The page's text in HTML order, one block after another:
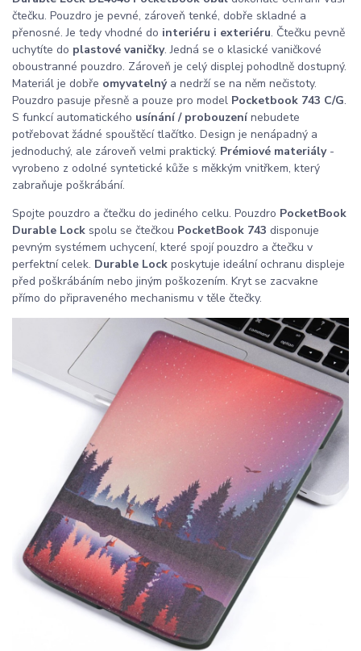
čtečku. Pouzdro je pevné, zároveň tenké, dobře skladné a
přenosné. Je tedy vhodné do interiéru i exteriéru. Čtečku pevně
uchytíte do plastové vaničky. Jedná se o klasické vaničkové
oboustranné pouzdro. Zároveň je celý displej pohodlně dostupný.
Materiál je dobře omyvatelný a nedrží se na něm nečistoty.
Pouzdro pasuje přesně a pouze pro model Pocketbook 743 C/G.
S funkcí automatického usínání / probouzenínebudete
potřebovat žádné spouštěcí tlačítko. Design je nenápadný a
jednoduchý, ale zároveň velmi praktický. Prémiové materiály-
vyrobeno z odolné syntetické kůže s měkkým vnitřkem, který
zabraňuje poškrábání.
Spojte pouzdro a čtečku do jediného celku. Pouzdro PocketBook
Durable Lock spolu se čtečkou PocketBook 743 disponuje
pevným systémem uchycení, které spojí pouzdro a čtečku v
perfektní celek. Durable Lock poskytuje ideální ochranu displeje
před poškrábáním nebo jiným poškozením. Kryt se zacvakne
přímo do připraveného mechanismu v těle čtečky.